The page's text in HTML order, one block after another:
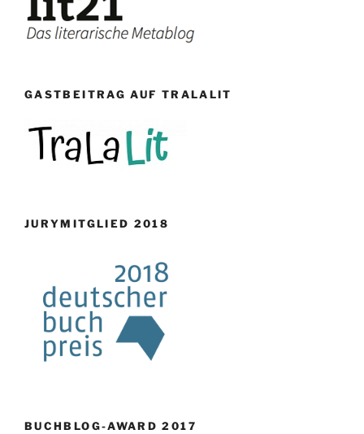
GASTBEITRAG AUF TRALALIT
JURYMITGLIED 2018
BUCHBLOG-AWARD 2017